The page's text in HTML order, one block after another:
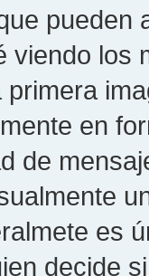
pueden
viendo los
primera
en
de
es
decide